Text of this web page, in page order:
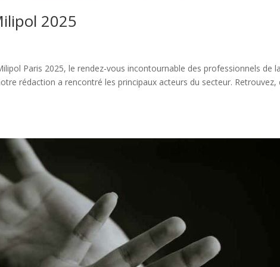
2025
Paris 2025, le rendez-vous incontournable des professionnels de la
rédaction a rencontré les principaux acteurs du secteur. Retrouvez,